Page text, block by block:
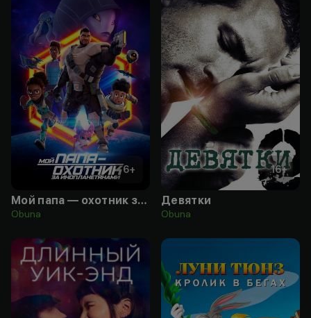
6+
Мой папа — охотник за инопланетянами
Obuna
16+
Девятки
Obuna